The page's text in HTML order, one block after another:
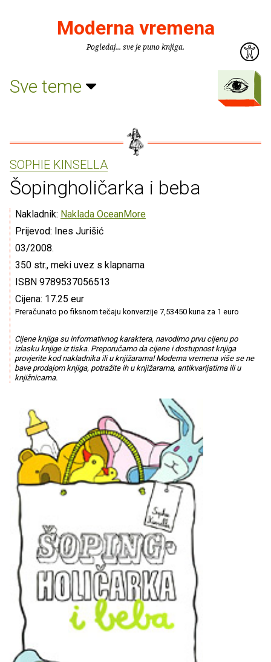
Moderna vremena
Pogledaj... sve je puno knjiga.
Sve teme
SOPHIE KINSELLA
Šopingholičarka i beba
Nakladnik: Naklada OceanMore
Prijevod: Ines Jurišić
03/2008.
350 str., meki uvez s klapnama
ISBN 9789537056513
Cijena: 17.25 eur
Preračunato po fiksnom tečaju konverzije 7,53450 kuna za 1 euro
Cijene knjiga su informativnog karaktera, navodimo prvu cijenu po
izlasku knjige iz tiska. Preporučamo da cijene i dostupnost knjiga
provjerite kod nakladnika ili u knjižarama! Moderna vremena više se ne
bave prodajom knjiga, potražite ih u knjižarama, antikvarijatima ili u
knjižnicama.